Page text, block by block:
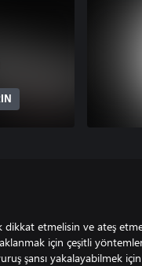
etmelisin ve ateş
için çeşitli
şansı yakalayabilmek için